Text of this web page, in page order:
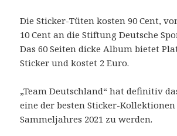
Die Sticker-Tüten kosten 90 Cent,
10 Cent an die Stiftung Deutsche
Das 60 Seiten dicke Album bietet
Sticker und kostet 2 Euro.
„Team Deutschland“ hat definitiv
eine der besten Sticker-Kollektionen
Sammeljahres 2021 zu werden.